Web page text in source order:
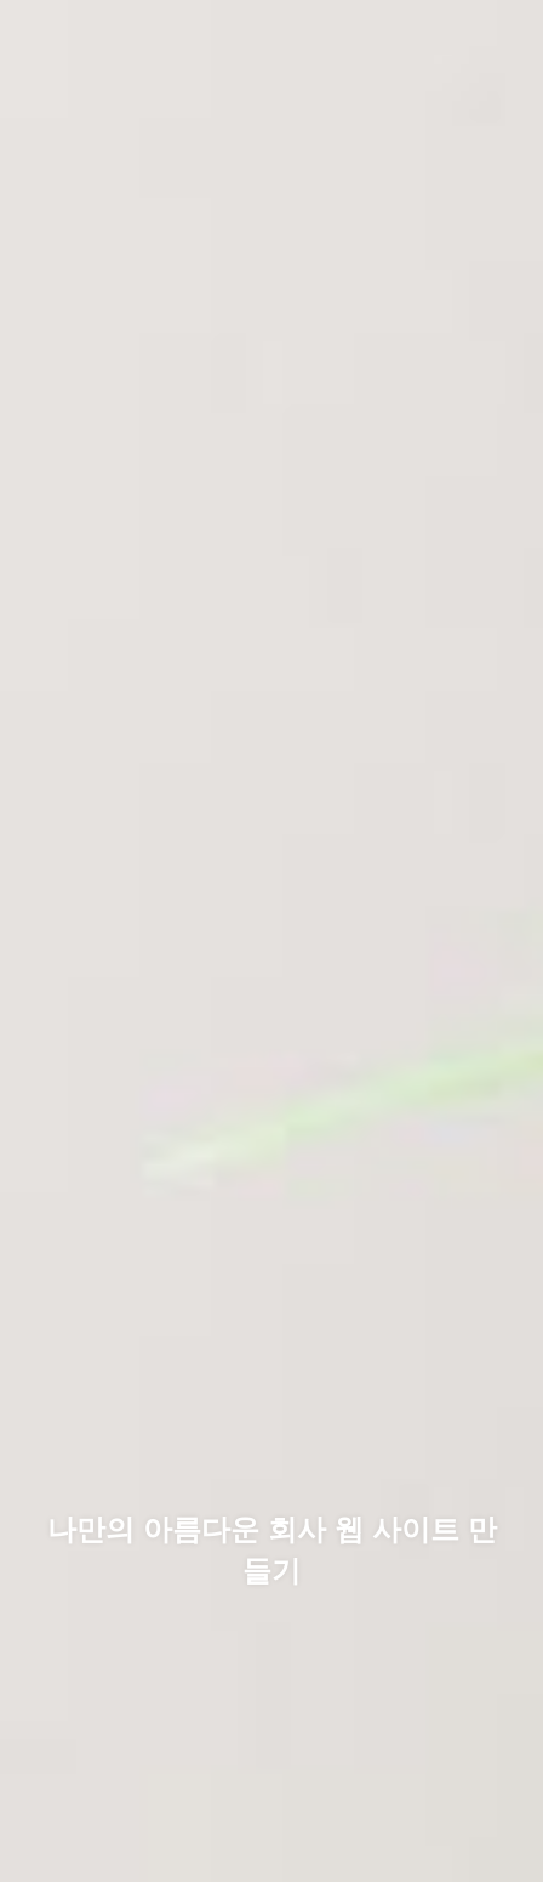
나만의 아름다운 회사 웹 사이트 만
들기